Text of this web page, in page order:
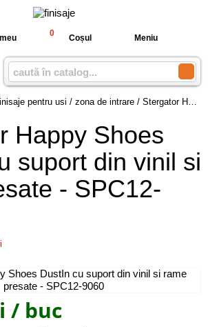
0 Coșul Meniu
pentru usi / zona de intrare / Stergator Happy Shoes DustIn cu suport din vinil si rame presate - SPC12-9060
Happy Shoes
suport din vinil si
- SPC12-
/ buc